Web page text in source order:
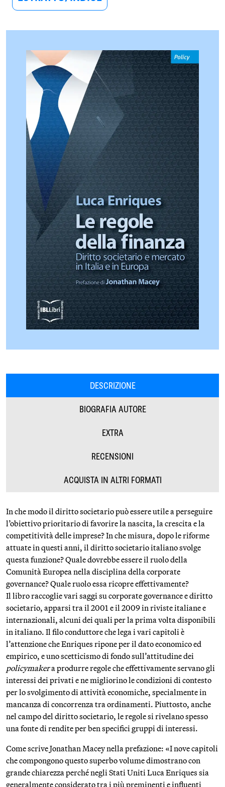
DESCRIZIONE
BIOGRAFIA AUTORE
EXTRA
RECENSIONI
ACQUISTA IN ALTRI FORMATI
In che modo il diritto societario può essere utile a perseguire
l’obiettivo prioritario di favorire la na­scita, la crescita e la
competitività delle imprese? In che misura, dopo le riforme
attuate in questi anni, il diritto societario italiano svolge
questa funzione? Quale dovrebbe es­sere il ruolo della
Comunità Europea nella disciplina della corporate
governance? Quale ruolo essa ricopre effettivamente?
Il libro raccoglie vari saggi su corporate governance e diritto
societa­rio, apparsi tra il 2001 e il 2009 in riviste italiane e
internazionali, alcuni dei quali per la prima volta disponibili
in italiano. Il filo conduttore che lega i vari capitoli è
l’attenzione che Enriques ripone per il dato eco­nomico ed
empirico, e uno scetticismo di fondo sull’attitudine dei
policymakera produrre regole che effettivamente ser­vano gli
interessi dei privati e ne migliorino le condizioni di contesto
per lo svolgimento di attività economiche, special­mente in
mancanza di concorrenza tra ordinamenti. Piuttosto, anche
nel campo del diritto societario, le regole si rivelano spesso
una fonte di rendite per ben specifici gruppi di interessi.
Come scrive Jonathan Macey nella prefazione: «I nove capitoli
che compongono questo superbo volume dimostrano con
grande chiarezza perché negli Stati Uniti Luca Enriques sia
generalmente considerato tra i più preminenti e influenti